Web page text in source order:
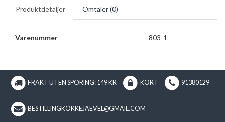
Produktdetaljer Omtaler (0)
Varenummer 803-1
FRAKT UTEN SPORING: 149 KR KORT 91380129
BESTILLINGKOKKEJAEVEL@GMAIL.COM